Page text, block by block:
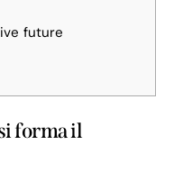
future
forma il